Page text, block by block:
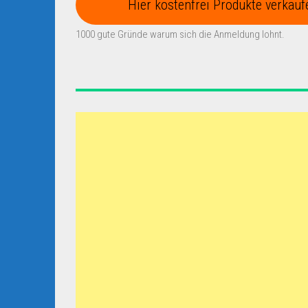
Hier kostenfrei Produkte
1000 gute Gründe warum sich die Anmeldung lohnt.